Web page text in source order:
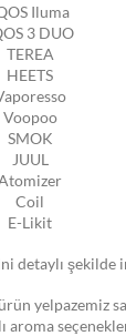
Iluma
3 DUO
TEREA
HEETS
Voopoo
SMOK
JUUL
Coil
E-Likit
detaylı şekilde
yelpazemiz
aroma